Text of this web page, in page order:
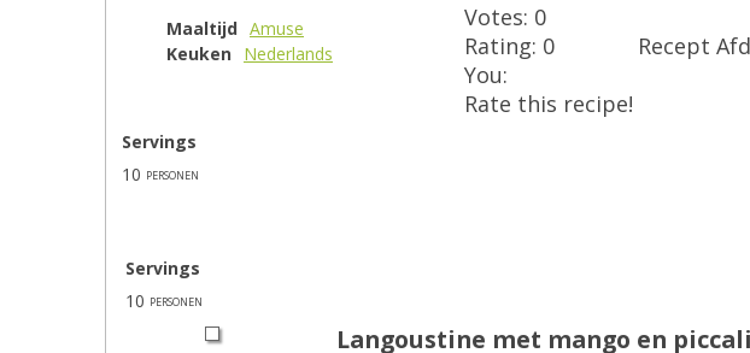
Votes: 0
Rating: 0
You:
Rate this recipe!
Recept
Maaltijd Amuse
Keuken Nederlands
Servings
10 personen
Servings
10 personen
Langoustine met mango en